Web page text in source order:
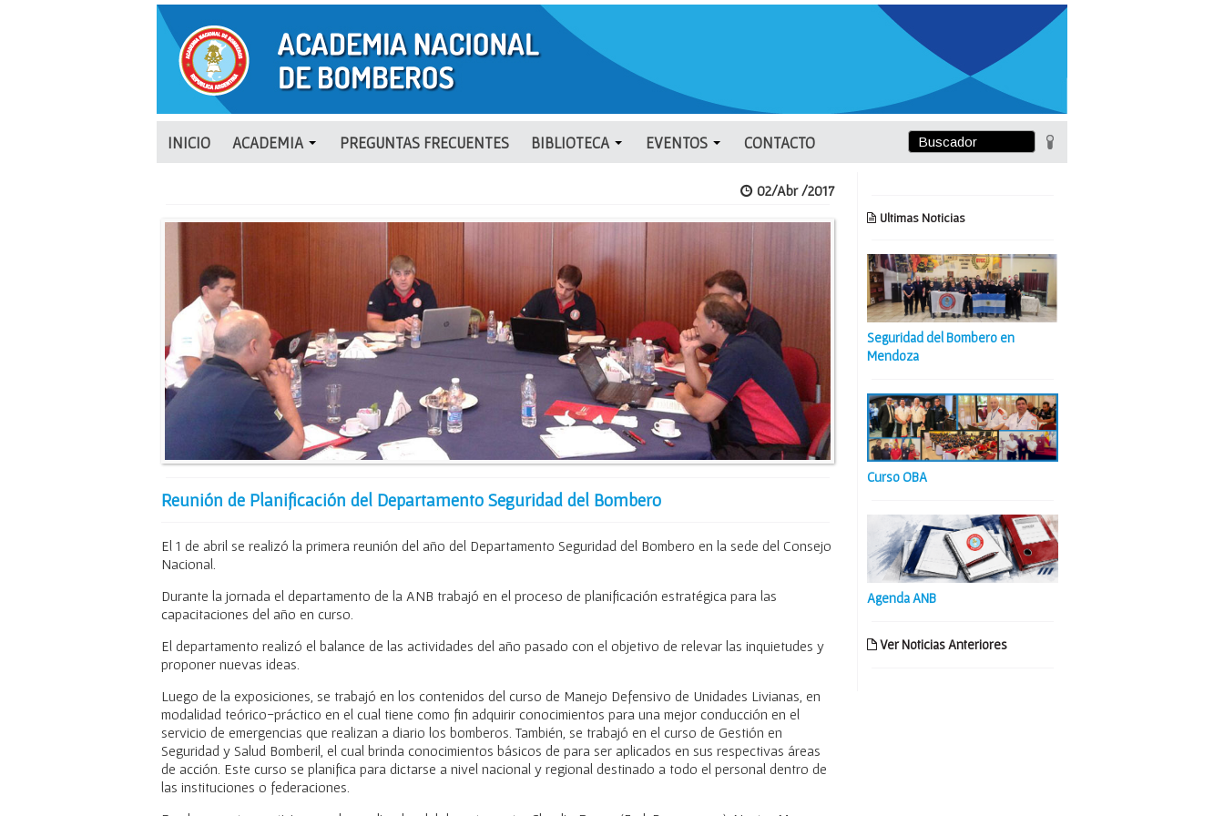
INICIO ACADEMIA PREGUNTAS FRECUENTES BIBLIOTECA EVENTOS CONTACTO
02/Abr /2017
Reunión de Planificación del Departamento Seguridad del Bombero
El 1 de abril se realizó la primera reunión del año del Departamento Seguridad del Bombero en la sede del Consejo
Nacional.
Durante la jornada el departamento de la ANB trabajó en el proceso de planificación estratégica para las
capacitaciones del año en curso.
El departamento realizó el balance de las actividades del año pasado con el objetivo de relevar las inquietudes y
proponer nuevas ideas.
Luego de la exposiciones, se trabajó en los contenidos del curso de Manejo Defensivo de Unidades Livianas, en
modalidad teórico-práctico en el cual tiene como fin adquirir conocimientos para una mejor conducción en el
servicio de emergencias que realizan a diario los bomberos. También, se trabajó en el curso de Gestión en
Seguridad y Salud Bomberil, el cual brinda conocimientos básicos de para ser aplicados en sus respectivas áreas
de acción. Este curso se planifica para dictarse a nivel nacional y regional destinado a todo el personal dentro de
las instituciones o federaciones.
Ultimas Noticias
Seguridad del Bombero en
Mendoza
Curso OBA
Agenda ANB
Ver Noticias Anteriores